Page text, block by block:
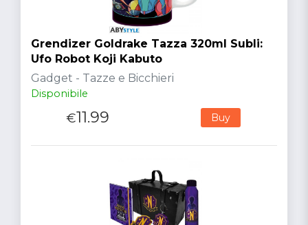
Grendizer Goldrake Tazza 320ml Subli:
Ufo Robot Koji Kabuto
Gadget - Tazze e Bicchieri
Disponibile
€11.99 Buy